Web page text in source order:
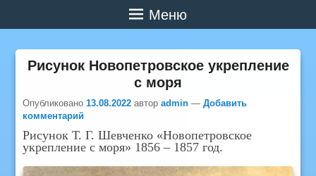
Меню
Рисунок Новопетровское укрепление
с моря
Опубликовано13.08.2022 авторadmin —Добавить
комментарий
Рисунок Т. Г. Шевченко «Новопетровское
укрепление с моря» 1856 – 1857 год.